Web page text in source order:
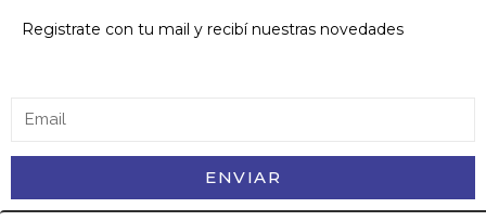
Registrate con tu mail y recibí nuestras novedades
ENVIAR